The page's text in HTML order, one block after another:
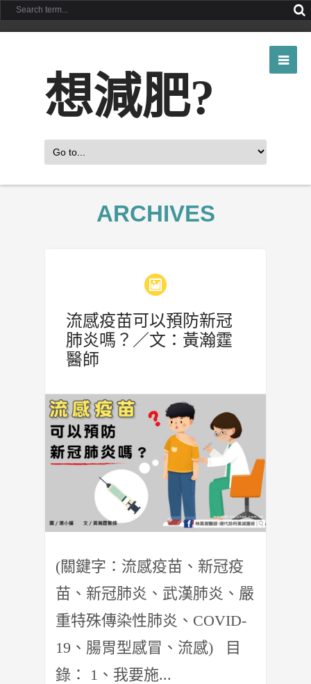
想減肥?
ARCHIVES
流感疫苗可以預防新冠
肺炎嗎？／文：黃瀚霆
醫師
(關鍵字：流感疫苗、新冠疫
苗、新冠肺炎、武漢肺炎、嚴
重特殊傳染性肺炎、COVID-
19、腸胃型感冒、流感) 目
錄： 1、我要施...